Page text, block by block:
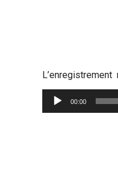
L’enregistrement
Lecteur
audio
00:00